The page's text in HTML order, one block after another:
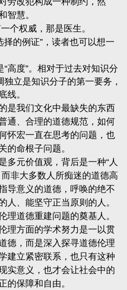
智慧。
个权威，那是医生。
择的例证”，读者也可以想一
“高度”。相对于过去对知识分
独立是知识分子的第一要务，
线。
是我们文化中最缺失的东西
、合理的道德规范，如何
怀宏一直在思考的问题，也
的命根子问题。
多元价值观，背后是一种“人
非大多数人所痴迷的道德高
导意义的道德，呼唤的绝不
人、能坚守正当原则的人。
理道德重建问题的奠基人。
理方面的学术努力是一以贯
德，而是深入探寻道德伦理
建立紧密联系，也只有这种
实意义，也才会让社会中的
的保障和自由。